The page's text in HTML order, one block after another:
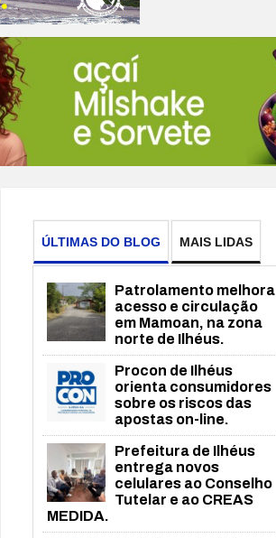
ÚLTIMAS DO BLOG MAIS LIDAS
Patrolamento melhora
acesso e circulação
em Mamoan, na zona
norte de Ilhéus.
Procon de Ilhéus
orienta consumidores
sobre os riscos das
apostas on-line.
Prefeitura de Ilhéus
entrega novos
celulares ao Conselho
Tutelar e ao CREAS
MEDIDA.